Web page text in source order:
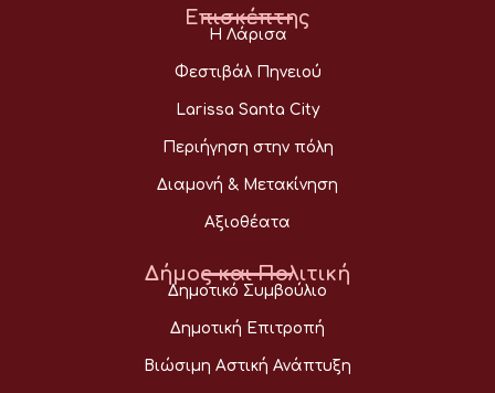
Επισκέπτης
Η Λάρισα
Φεστιβάλ Πηνειού
Larissa Santa City
Περιήγηση στην πόλη
Διαμονή & Μετακίνηση
Αξιοθέατα
Δήμος και Πολιτική
Δημοτικό Συμβούλιο
Δημοτική Επιτροπή
Βιώσιμη Αστική Ανάπτυξη